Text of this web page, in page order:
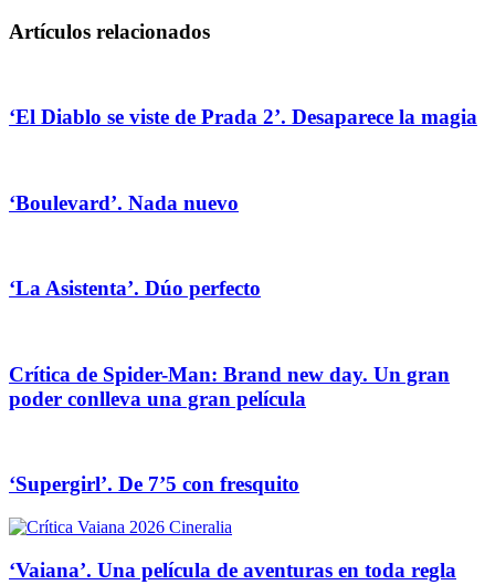
Artículos relacionados
‘El Diablo se viste de Prada 2’. Desaparece la magia
‘Boulevard’. Nada nuevo
‘La Asistenta’. Dúo perfecto
Crítica de Spider-Man: Brand new day. Un gran
poder conlleva una gran película
‘Supergirl’. De 7’5 con fresquito
‘Vaiana’. Una película de aventuras en toda regla